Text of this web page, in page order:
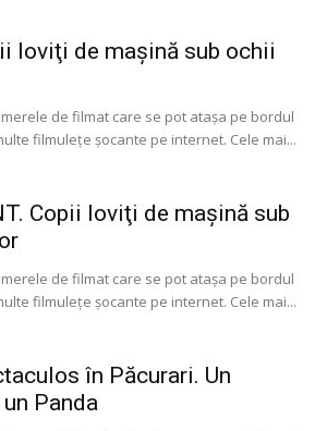
loviţi de maşină sub ochii
de filmat care se pot ataşa pe bordul
filmuleţe şocante pe internet. Cele mai...
Copii loviţi de maşină sub
de filmat care se pot ataşa pe bordul
filmuleţe şocante pe internet. Cele mai...
în Păcurari. Un
Panda